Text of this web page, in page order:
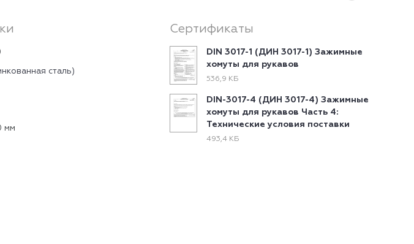
сталь)
мм
Сертификаты
DIN 3017-1 (ДИН 3017-1) Зажимные
хомуты для рукавов
536,9 КБ
DIN-3017-4 (ДИН 3017-4) Зажимные
хомуты для рукавов Часть 4:
Технические условия поставки
493,4 КБ